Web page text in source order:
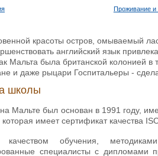
Проживание и
красоты остров, омываемый
английский язык
Мальта была британской колонией
и даже рыцари Госпитальеры -
школы
Мальте был основан в 1991 году,
имеет сертификат качества
качеством обучения,
специалисты с дипломами